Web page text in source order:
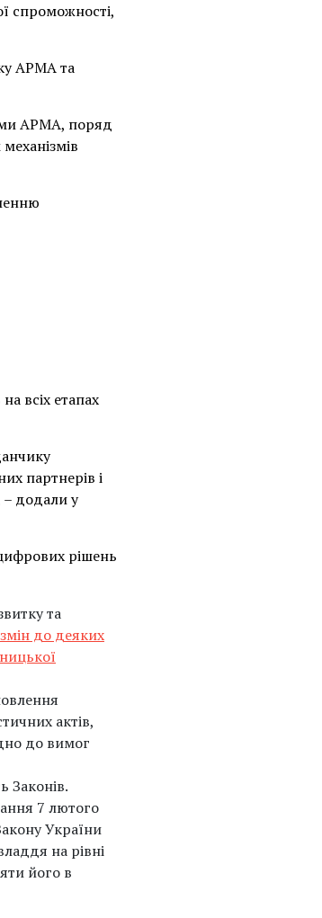
спроможності,
АРМА та
АРМА, поряд
всіх етапах
партнерів і
– додали у
рішень
та
до деяких
актів,
до вимог
Законів.
7 лютого
України
на рівні
його в